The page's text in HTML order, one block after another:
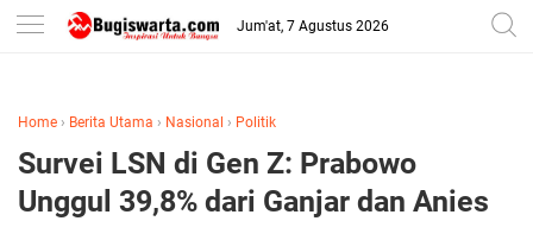
-->
Jum'at, 7 Agustus 2026
Home › Berita Utama › Nasional › Politik
Survei LSN di Gen Z: Prabowo
Unggul 39,8% dari Ganjar dan Anies